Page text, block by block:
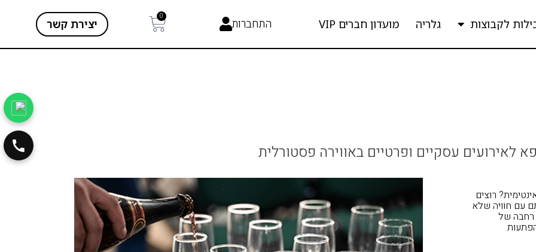
לקבוצות גלריה מועדון חברים VIP התחברות
0
יצירת קשר
לאירועים עסקיים ופרטיים באווירה פסטורלית
רוצים
עם חוויה שלא
רחבה של